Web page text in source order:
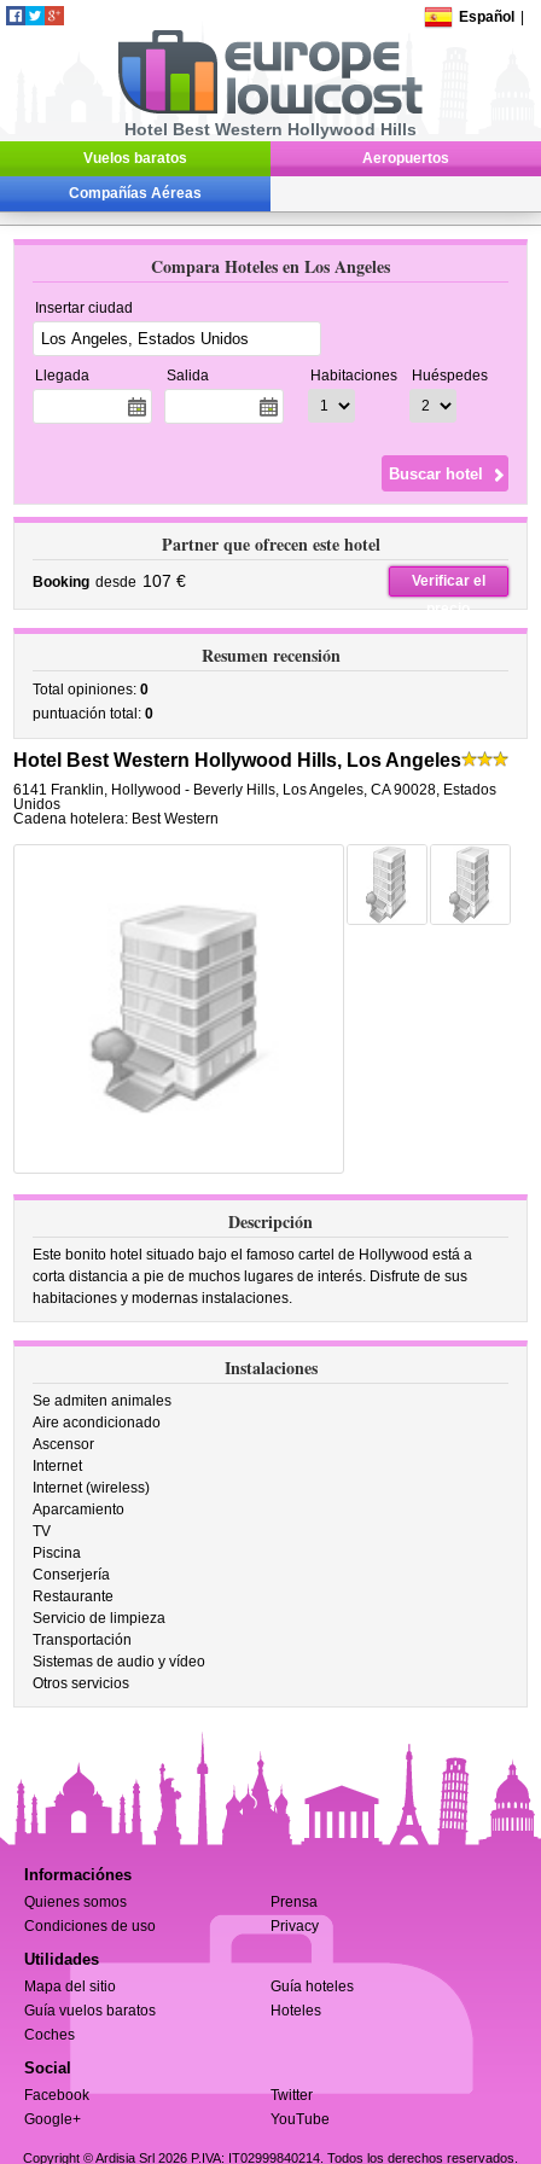
Español
Hotel Best Western Hollywood Hills
Vuelos baratos Aeropuertos
Compañías Aéreas
Compara Hoteles en Los Angeles
Insertar ciudad
Llegada Salida Habitaciones Huéspedes
Partner que ofrecen este hotel
Booking desde 107 €
Verificar el
precio
Resumen recensión
Total opiniones:0
puntuación total:0
Hotel Best Western Hollywood Hills, Los Angeles
6141 Franklin, Hollywood - Beverly Hills, Los Angeles,CA 90028, Estados
Unidos
Cadena hotelera: Best Western
Descripción
Este bonito hotel situado bajo el famoso cartel de Hollywood está a
corta distancia a pie de muchos lugares de interés. Disfrute de sus
habitaciones y modernas instalaciones.
Instalaciones
Se admiten animales
Aire acondicionado
Ascensor
Internet
Internet (wireless)
Aparcamiento
TV
Piscina
Conserjería
Restaurante
Servicio de limpieza
Transportación
Sistemas de audio y vídeo
Otros servicios
Informaciónes
Quienes somos
Prensa
Condiciones de uso
Privacy
Utilidades
Mapa del sitio
Guía hoteles
Guía vuelos baratos
Hoteles
Coches
Social
Facebook
Twitter
Google+
YouTube
Copyright © Ardisia Srl 2026 P.IVA: IT02999840214. Todos los derechos reservados.